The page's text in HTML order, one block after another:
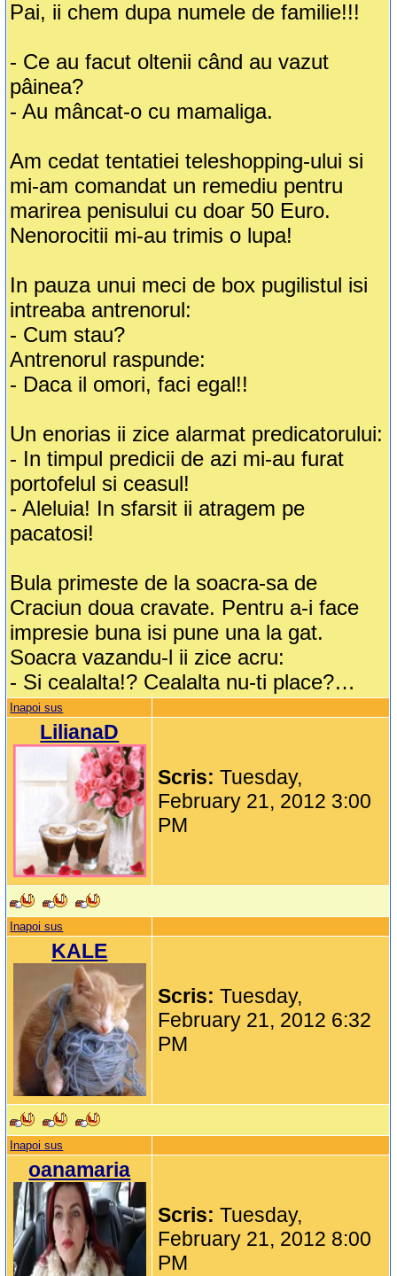
Pai, ii chem dupa numele de familie!!!
- Ce au facut oltenii când au vazut
pâinea?
- Au mâncat-o cu mamaliga.
Am cedat tentatiei teleshopping-ului si
mi-am comandat un remediu pentru
marirea penisului cu doar 50 Euro.
Nenorocitii mi-au trimis o lupa!
In pauza unui meci de box pugilistul isi
intreaba antrenorul:
- Cum stau?
Antrenorul raspunde:
- Daca il omori, faci egal!!
Un enorias ii zice alarmat predicatorului:
- In timpul predicii de azi mi-au furat
portofelul si ceasul!
- Aleluia! In sfarsit ii atragem pe
pacatosi!
Bula primeste de la soacra-sa de
Craciun doua cravate. Pentru a-i face
impresie buna isi pune una la gat.
Soacra vazandu-l ii zice acru:
- Si cealalta!? Cealalta nu-ti place?…
Inapoi sus
LilianaD
Scris:Tuesday,
February 21, 2012 3:00
PM
Inapoi sus
KALE
Scris:Tuesday,
February 21, 2012 6:32
PM
Inapoi sus
oanamaria
Scris:Tuesday,
February 21, 2012 8:00
PM